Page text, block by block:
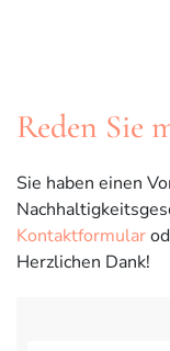
Reden Sie
Sie haben einen
Kontaktformular
Herzlichen Dank!